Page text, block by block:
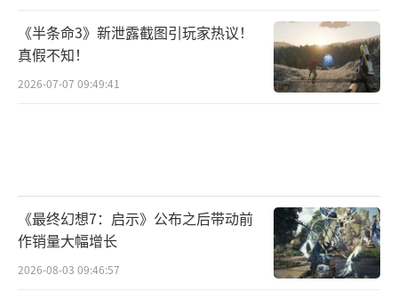
《半条命3》新泄露截图引玩家热议！
真假不知！
2026-07-07 09:49:41
《最终幻想7：启示》公布之后带动前
作销量大幅增长
2026-08-03 09:46:57